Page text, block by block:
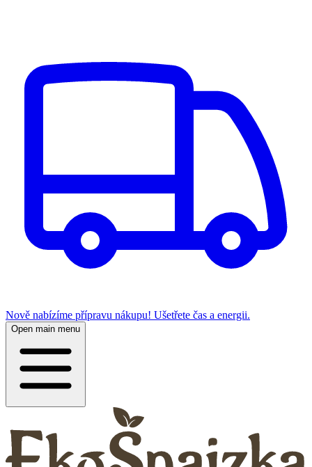
Nově nabízíme přípravu nákupu! Ušetřete čas a energii.
Open main menu